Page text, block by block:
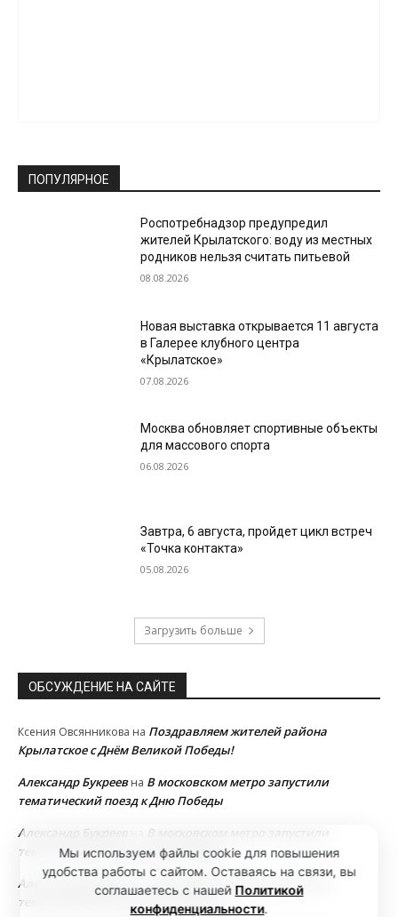
ПОПУЛЯРНОЕ
Роспотребнадзор предупредил
жителей Крылатского: воду из местных
родников нельзя считать питьевой
08.08.2026
Новая выставка открывается 11 августа
в Галерее клубного центра
«Крылатское»
07.08.2026
Москва обновляет спортивные объекты
для массового спорта
06.08.2026
Завтра, 6 августа, пройдет цикл встреч
«Точка контакта»
05.08.2026
Загрузить больше
ОБСУЖДЕНИЕ НА САЙТЕ
Ксения Овсянникова на Поздравляем жителей района
Крылатское с Днём Великой Победы!
Александр Букреевна В московском метро запустили
тематический поезд к Дню Победы
Александр Букреев
В московском метро запустили
тематический поезд к Дню Победы
Александр Букреев
В московском метро запустили
тематический поезд к Дню Победы
Мы используем файлы cookie для повышения
удобства работы с сайтом. Оставаясь на связи, вы
соглашаетесь с нашей Политикой
конфиденциальности.